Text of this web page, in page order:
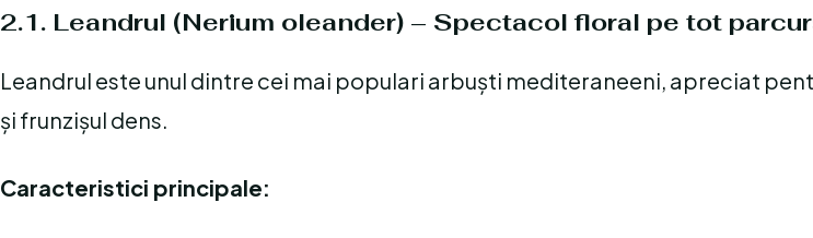
2.1. Leandrul (Nerium oleander) – Spectacol floral pe tot
Leandrul este unul dintre cei mai populari arbuști mediteraneeni, apreciat
și frunzișul dens.
Caracteristici principale: